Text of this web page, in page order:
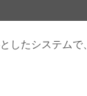
したシステムで、